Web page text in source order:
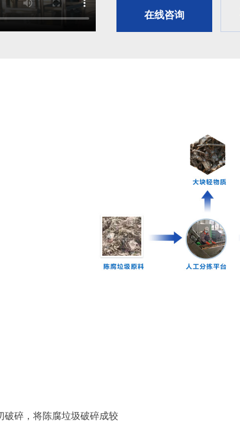
在线咨询
破碎，将陈腐垃圾破碎成较